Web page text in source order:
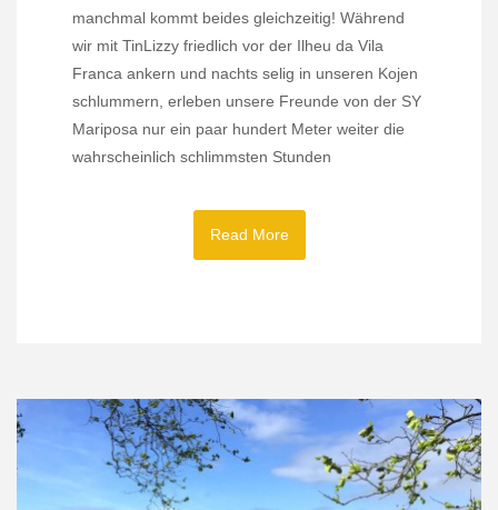
manchmal kommt beides gleichzeitig! Während
wir mit TinLizzy friedlich vor der Ilheu da Vila
Franca ankern und nachts selig in unseren Kojen
schlummern, erleben unsere Freunde von der SY
Mariposa nur ein paar hundert Meter weiter die
wahrscheinlich schlimmsten Stunden
Read More